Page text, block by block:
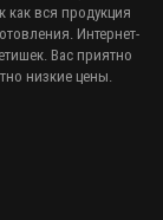
как вся продукция
Интернет-
Вас приятно
низкие цены.